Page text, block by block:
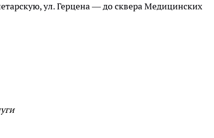
ул. Герцена — до сквера Медицинских